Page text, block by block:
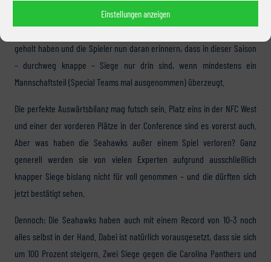
Einstellungen anzeigen
zuletzt fünfmal in Serie, unter anderem auch gegen Mitfavoriten. Die
geholt haben und die Spieler nun daran erinnern, dass in dieser Saison
– durchweg knappe – Siege nur drin sind, wenn mindestens ein
Mannschaftsteil (Special Teams mal ausgenommen) überzeugt.
Die perfekte Auswärtsbilanz mag futsch sein. Platz eins in der NFC West
und einer der vorderen Plätze in der Conference sind es vorerst auch.
Aber was haben die Seahawks außer einem Spiel verloren? Ganz
generell werden sie von vielen Experten aufgrund ausschließlich
knapper Siege bislang nicht für voll genommen – und die dürften sich
jetzt bestätigt sehen.
Dennoch: Die Seahawks haben auch mit einem Record von 10-3 noch
alles selbst in der Hand. Dabei ist natürlich vorausgesetzt, dass sie sich
um 100 Prozent steigern. Zwei Siege gegen die Carolina Panthers und